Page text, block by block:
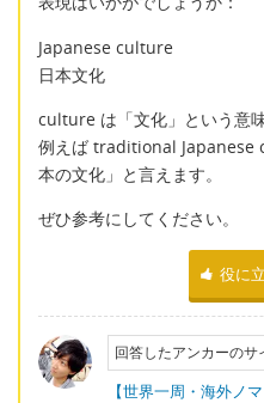
Japanese culture
日本文化
culture は「文化」という意
例えば traditional Japanese
本の文化」と言えます。
ぜひ参考にしてください。
役に
回答したアンカーのサ
【世界一周・海外ノ